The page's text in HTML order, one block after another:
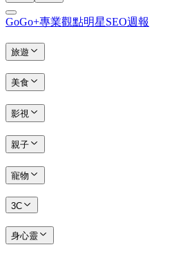
GoGo+專業觀點明星SEO週報
旅遊
美食
影視
親子
寵物
3C
身心靈